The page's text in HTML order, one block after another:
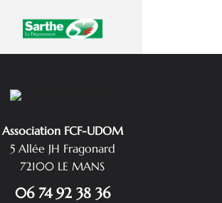
Association FCF-UDOM
5 Allée JH Fragonard
72100 LE MANS
06 74 92 38 36